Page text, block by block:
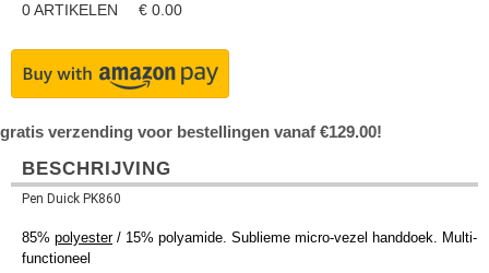
0ARTIKELEN € 0.00
gratis verzending voor bestellingen vanaf €129.00!
BESCHRIJVING
Pen Duick PK860
85% polyester/ 15% polyamide. Sublieme micro-vezel handdoek. Multi-
functioneel